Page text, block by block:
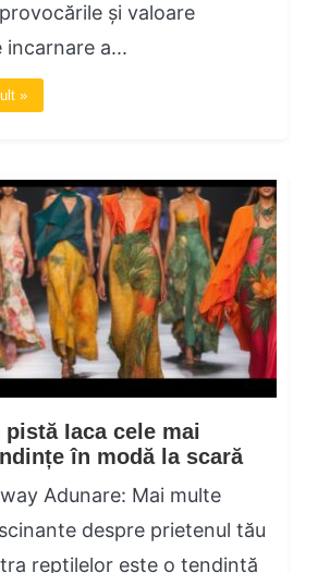
și valoare
incarnare a...
»
pistă Iaca cele mai
în modă la scară
Adunare: Mai multe
despre prietenul tău
reptilelor este o tendință